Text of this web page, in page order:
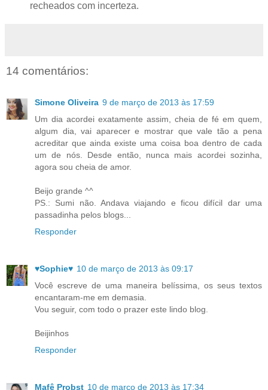
recheados com incerteza.
14 comentários:
Simone Oliveira 9 de março de 2013 às 17:59
Um dia acordei exatamente assim, cheia de fé em quem,
algum dia, vai aparecer e mostrar que vale tão a pena
acreditar que ainda existe uma coisa boa dentro de cada
um de nós. Desde então, nunca mais acordei sozinha,
agora sou cheia de amor.
Beijo grande ^^
PS.: Sumi não. Andava viajando e ficou difícil dar uma
passadinha pelos blogs...
Responder
♥Sophie♥ 10 de março de 2013 às 09:17
Você escreve de uma maneira belíssima, os seus textos
encantaram-me em demasia.
Vou seguir, com todo o prazer este lindo blog.
Beijinhos
Responder
Mafê Probst 10 de março de 2013 às 17:34